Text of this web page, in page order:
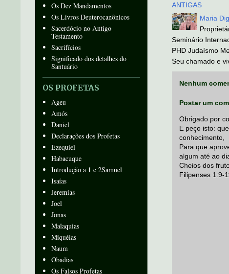
ANTIGAS
Maria
Seminário
PHD Judaísmo
Seu chamado e
Nenhum
Postar um
Obrigado por
E peço isto:
conhecimento,
Para que
algum até ao
Cheios dos
Filipenses 1:9-
Os Dez Mandamentos
Os Livros Deuterocanônicos
Sacerdócio no Antigo
Testamento
Sacrifícios
Significado dos detalhes do
Santuário
OS PROFETAS
Ageu
Amós
Daniel
Declarações dos Profetas
Ezequiel
Habacuque
Introdução a 1 e 2Samuel
Isaías
Jeremias
Joel
Jonas
Malaquias
Miquéias
Naum
Obadias
Os Falsos Profetas